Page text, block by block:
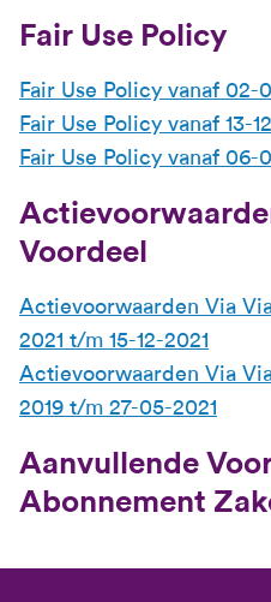
Fair Use Policy
Fair Use Policy vanaf
Fair Use Policy vanaf 13-
Fair Use Policy vanaf 06-
Voordeel
Actievoorwaarden Via
2021 t/m 15-12-2021
Actievoorwaarden Via
2019 t/m 27-05-2021
Aanvullende
Abonnement